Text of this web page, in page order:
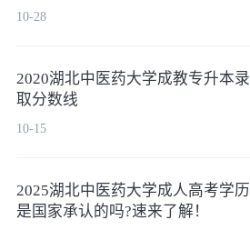
10-28
2020湖北中医药大学成教专升本录
取分数线
10-15
2025湖北中医药大学成人高考学历
是国家承认的吗?速来了解！